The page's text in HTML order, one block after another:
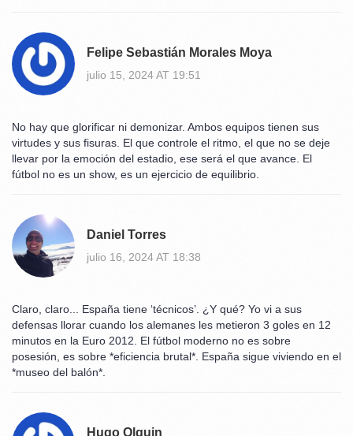
Felipe Sebastián Morales Moya
julio 15, 2024 AT 19:51
No hay que glorificar ni demonizar. Ambos equipos tienen sus
virtudes y sus fisuras. El que controle el ritmo, el que no se deje
llevar por la emoción del estadio, ese será el que avance. El
fútbol no es un show, es un ejercicio de equilibrio.
Daniel Torres
julio 16, 2024 AT 18:38
Claro, claro... España tiene ‘técnicos’. ¿Y qué? Yo vi a sus
defensas llorar cuando los alemanes les metieron 3 goles en 12
minutos en la Euro 2012. El fútbol moderno no es sobre
posesión, es sobre *eficiencia brutal*. España sigue viviendo en el
*museo del balón*.
Hugo Olguin